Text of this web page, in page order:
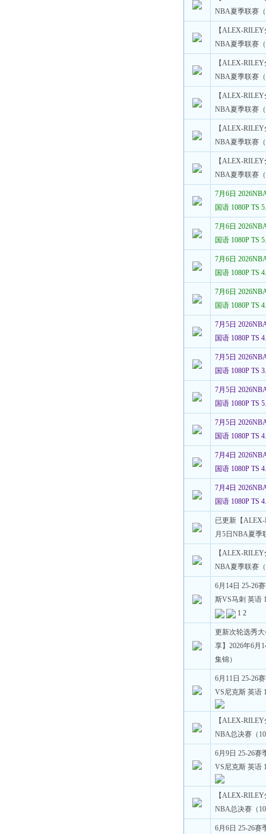
NBA夏季联赛
【ALEX-
NBA夏季联赛
【ALEX-
NBA夏季联赛
【ALEX-
NBA夏季联赛
【ALEX-
NBA夏季联赛
【ALEX-
NBA夏季联赛
7月6日
国语 1080P TS
7月6日
国语 1080P TS
7月6日
国语 1080P TS
7月6日
国语 1080P TS
7月5日
国语 1080P TS
7月5日
国语 1080P TS
7月5日
国语 1080P TS
7月5日
国语 1080P TS
7月4日
国语 1080P TS
7月4日
国语 1080P TS
已更新【
月5日NBA夏季
【ALEX-
NBA夏季联赛
6月14日 25-26
斯VS马刺 英语
1 2
更新次轮选秀
享】2026年6月
集锦）
6月11日 25-26
VS尼克斯 英语
【ALEX-
NBA总决赛（
6月9日 25-26赛
VS尼克斯 英语
【ALEX-
NBA总决赛（
6月6日 25-26赛